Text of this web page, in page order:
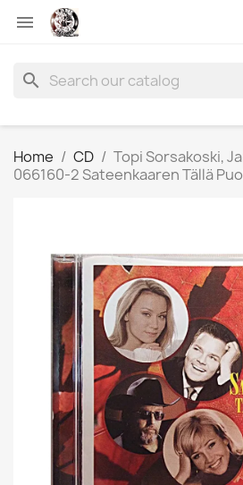

search
Home CD
Topi Sorsakoski,
066160-2 Sateenkaaren Tällä